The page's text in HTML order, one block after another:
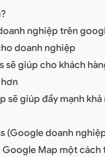
nghiệp trên
doanh nghiệp
sẽ giúp cho khách
sẽ giúp đẩy mạnh
(Google doanh
Google Map một cách